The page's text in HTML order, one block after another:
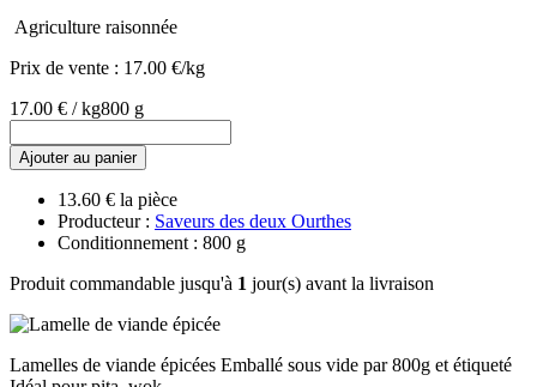
Agriculture raisonnée
Prix de vente : 17.00 €/kg
17.00 € / kg800 g
Ajouter au panier
13.60 € la pièce
Producteur : Saveurs des deux Ourthes
Conditionnement : 800 g
Produit commandable jusqu'à 1 jour(s) avant la livraison
Lamelles de viande épicées Emballé sous vide par 800g et étiqueté